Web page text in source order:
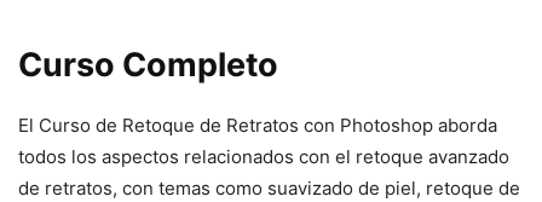
Curso Completo
El Curso de Retoque de Retratos con Photoshop aborda
todos los aspectos relacionados con el retoque avanzado
de retratos, con temas como suavizado de piel, retoque de